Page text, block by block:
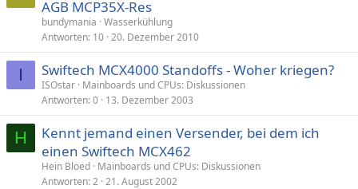
AGB MCP35X-Res
bundymania Wasserkühlung
Antworten 10 20. Dezember 2010
I Swiftech MCX4000 Standoffs - Woher kriegen?
ISOstar Mainboards und CPUs: Diskussionen
Antworten 0 13. Dezember 2003
H
Kennt jemand einen Versender, bei dem ich
einen Swiftech MCX462
Hein Bloed Mainboards und CPUs: Diskussionen
Antworten 2 21. August 2002